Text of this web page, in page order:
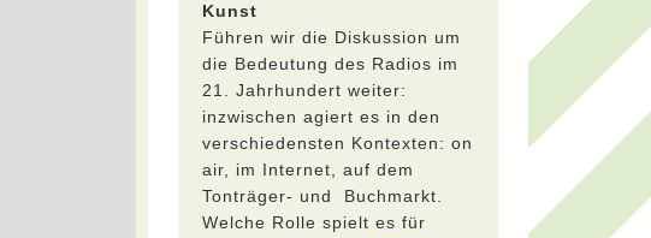
Kunst
Führen wir die Diskussion um
die Bedeutung des Radios im
21. Jahrhundert weiter:
inzwischen agiert es in den
verschiedensten Kontexten: on
air, im Internet, auf dem
Tonträger- und Buchmarkt.
Welche Rolle spielt es für